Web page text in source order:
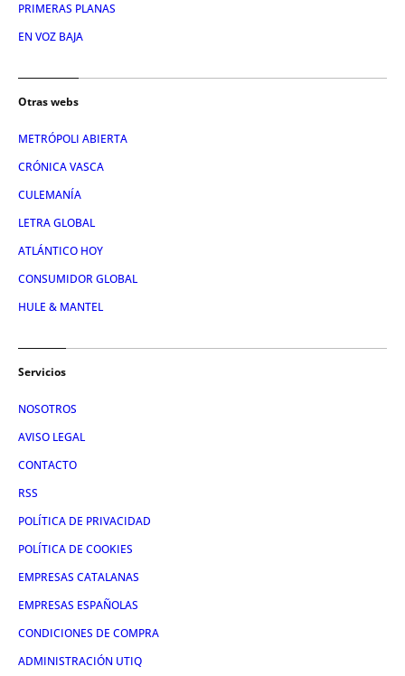
PRIMERAS PLANAS
EN VOZ BAJA
Otras webs
METRÓPOLI ABIERTA
CRÓNICA VASCA
CULEMANÍA
LETRA GLOBAL
ATLÁNTICO HOY
CONSUMIDOR GLOBAL
HULE & MANTEL
Servicios
NOSOTROS
AVISO LEGAL
CONTACTO
RSS
POLÍTICA DE PRIVACIDAD
POLÍTICA DE COOKIES
EMPRESAS CATALANAS
EMPRESAS ESPAÑOLAS
CONDICIONES DE COMPRA
ADMINISTRACIÓN UTIQ